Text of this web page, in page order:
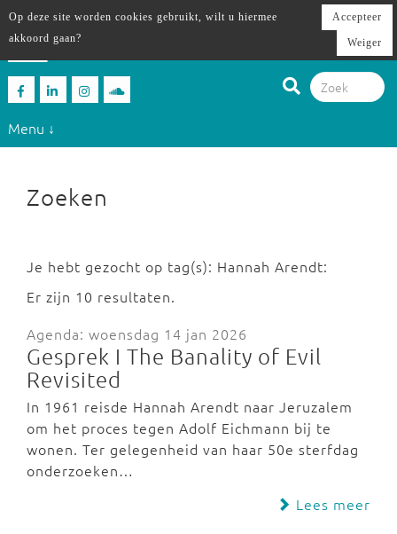
Menu ↓
Zoeken
Je hebt gezocht op tag(s): Hannah Arendt:
Er zijn 10 resultaten.
Agenda: woensdag 14 jan 2026
Gesprek I The Banality of Evil
Revisited
In 1961 reisde Hannah Arendt naar Jeruzalem
om het proces tegen Adolf Eichmann bij te
wonen. Ter gelegenheid van haar 50e sterfdag
onderzoeken…
Lees meer
Op deze site worden cookies gebruikt, wilt u hiermee
akkoord gaan?
Accepteer
Weiger